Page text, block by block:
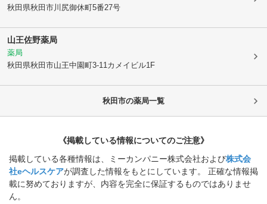
秋田県秋田市川尻御休町5番27号
山王佐野薬局
薬局
秋田県秋田市山王中園町3-11カメイビル1F
秋田市の薬局一覧
《掲載している情報についてのご注意》
掲載している各種情報は、ミーカンパニー株式会社および株式会
社eヘルスケアが調査した情報をもとにしています。 正確な情報掲
載に努めておりますが、内容を完全に保証するものではありませ
ん。